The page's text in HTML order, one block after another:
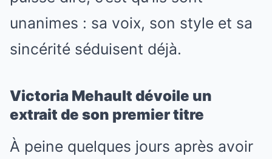
unanimes : sa voix, son style et sa
sincérité séduisent déjà.
Victoria Mehault dévoile un
extrait de son premier titre
À peine quelques jours après avoir